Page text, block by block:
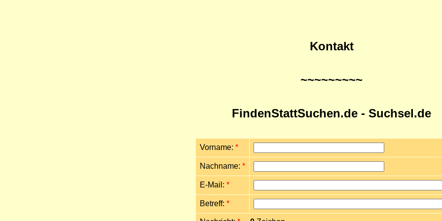
Kontakt
~~~~~~~~~
FindenStattSuchen.de - Suchsel.de
Vorname: *
Nachname: *
E-Mail: *
Betreff: *